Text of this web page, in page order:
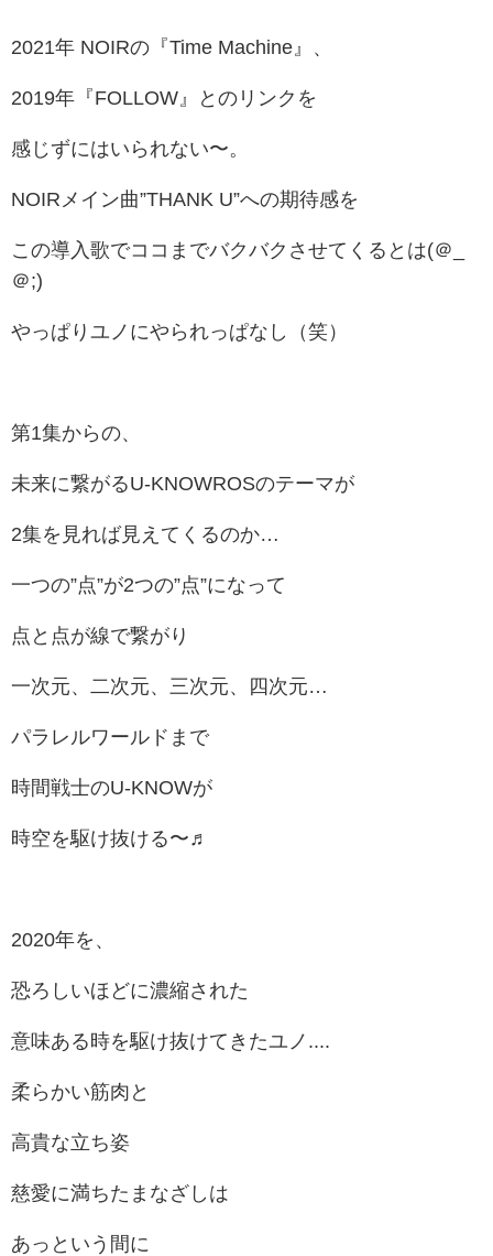
2021年 NOIRの『Time Machine』、
2019年『FOLLOW』とのリンクを
感じずにはいられない〜。
NOIRメイン曲”THANK U”への期待感を
この導入歌でココまでバクバクさせてくるとは(＠_
＠;)
やっぱりユノにやられっぱなし（笑）
第1集からの、
未来に繋がるU-KNOWROSのテーマが
2集を見れば見えてくるのか…
一つの”点”が2つの”点”になって
点と点が線で繋がり
一次元、二次元、三次元、四次元…
パラレルワールドまで
時間戦士のU-KNOWが
時空を駆け抜ける〜♬
2020年を、
恐ろしいほどに濃縮された
意味ある時を駆け抜けてきたユノ....
柔らかい筋肉と
高貴な立ち姿
慈愛に満ちたまなざしは
あっという間に